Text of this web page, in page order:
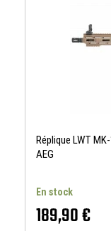
Réplique LWT
AEG
En stock
189,90 €